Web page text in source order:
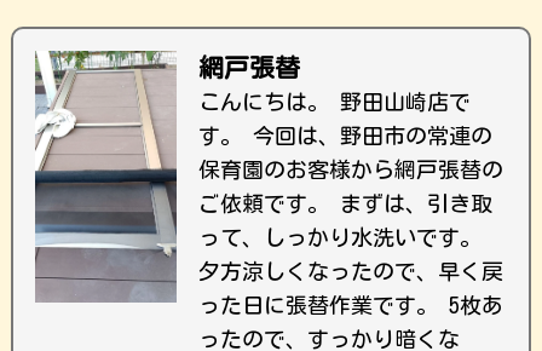
網戸張替
こんにちは。 野田山崎店で
す。 今回は、野田市の常連の
保育園のお客様から網戸張替の
ご依頼です。 まずは、引き取
って、しっかり水洗いです。
夕方涼しくなったので、早く戻
った日に張替作業です。 5枚あ
ったので、すっかり暗くな